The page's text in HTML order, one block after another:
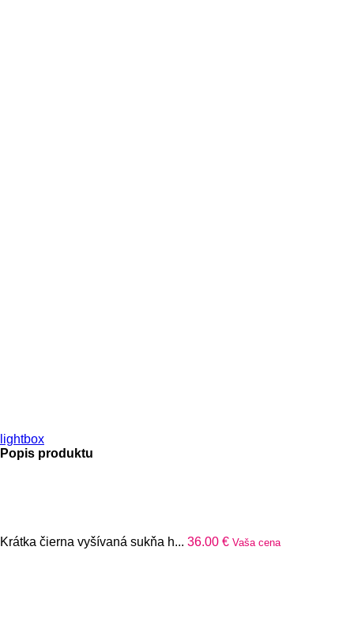
lightbox
Popis produktu
Krátka čierna vyšívaná sukňa h... 36.00 € Vaša cena